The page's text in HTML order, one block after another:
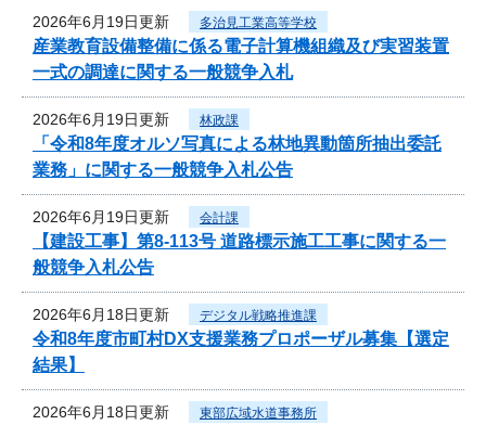
2026年6月19日更新 多治見工業高等学校
産業教育設備整備に係る電子計算機組織及び実習装置
一式の調達に関する一般競争入札
2026年6月19日更新 林政課
「令和8年度オルソ写真による林地異動箇所抽出委託
業務」に関する一般競争入札公告
2026年6月19日更新 会計課
【建設工事】第8-113号 道路標示施工工事に関する一
般競争入札公告
2026年6月18日更新 デジタル戦略推進課
令和8年度市町村DX支援業務プロポーザル募集【選定
結果】
2026年6月18日更新 東部広域水道事務所